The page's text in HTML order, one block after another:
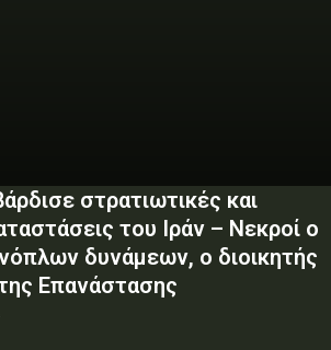
στρατιωτικές και
του Ιράν – Νεκροί ο
δυνάμεων, ο διοικητής
Επανάστασης